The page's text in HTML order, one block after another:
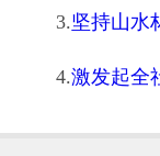
3.坚持山水
4.激发起全